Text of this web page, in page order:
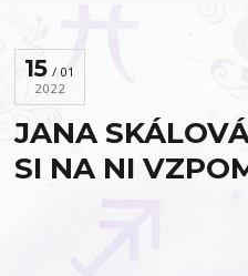
15
01
2022
JANA
SI NA NI